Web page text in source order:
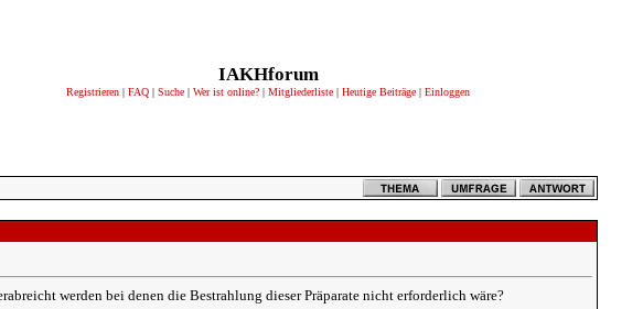
IAKHforum
Registrieren | FAQ | Suche | Wer ist online? | Mitgliederliste | Heutige Beiträge | Einloggen
werden bei denen die Bestrahlung dieser Präparate nicht erforderlich wäre?